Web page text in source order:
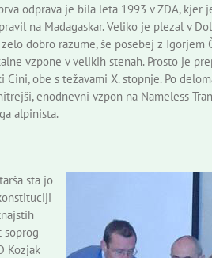
odprava je bila leta 1993 v ZDA, kjer
na Madagaskar. Veliko je plezal v
dobro razume, še posebej z Igorjem
vzpone v velikih stenah. Prosto je
obe s težavami X. stopnje. Po
enodnevni vzpon na Nameless
alpinista.
sta jo
soprog
Kozjak